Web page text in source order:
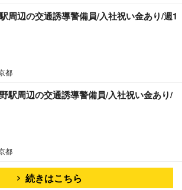
周辺の交通誘導警備員/入社祝い金あり/週1
都
駅周辺の交通誘導警備員/入社祝い金あり/
都
続きはこちら